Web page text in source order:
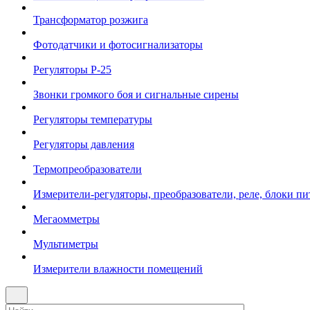
Трансформатор розжига
Фотодатчики и фотосигнализаторы
Регуляторы Р-25
Звонки громкого боя и сигнальные сирены
Регуляторы температуры
Регуляторы давления
Термопреобразователи
Измерители-регуляторы, преобразователи, реле, блоки
Мегаомметры
Мультиметры
Измерители влажности помещений